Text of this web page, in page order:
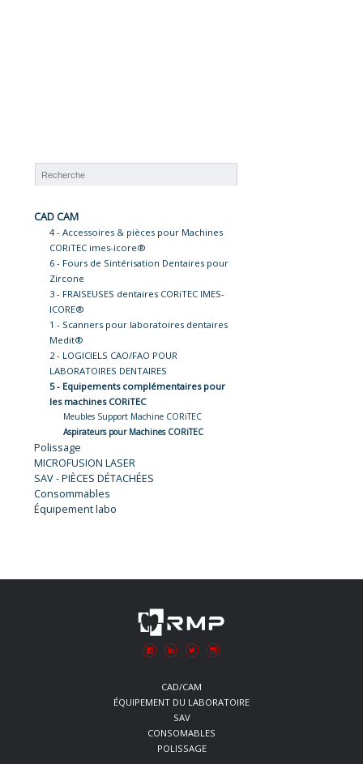
CAD CAM
4 - Accessoires & pièces pour Machines
CORiTEC imes-icore®
6 - Fours de Sintérisation Dentaires pour
Zircone
3 - FRAISEUSES dentaires CORiTEC IMES-
ICORE®
1 - Scanners pour laboratoires dentaires
Medit®
2 - LOGICIELS CAO/FAO POUR
LABORATOIRES DENTAIRES
5 - Equipements complémentaires pour
les machines CORiTEC
Meubles Support Machine CORiTEC
Aspirateurs pour Machines CORiTEC
Polissage
MICROFUSION LASER
SAV - PIÈCES DÉTACHÉES
Consommables
Équipement labo
CAD/CAM
ÉQUIPEMENT DU LABORATOIRE
SAV
CONSOMABLES
POLISSAGE